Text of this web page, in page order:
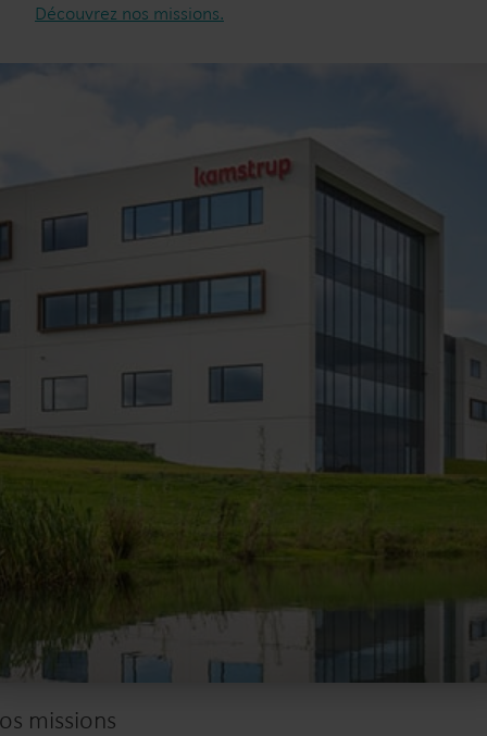
Découvrez nos missions.
missions